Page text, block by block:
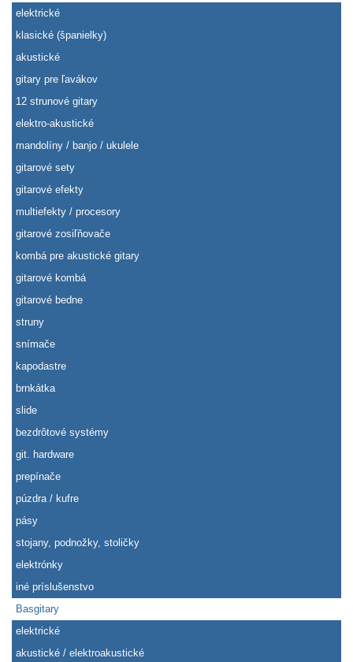
elektrické
klasické (španielky)
akustické
gitary pre ľavákov
12 strunové gitary
elektro-akustické
mandolíny / banjo / ukulele
gitarové sety
gitarové efekty
multiefekty / procesory
gitarové zosiľňovače
kombá pre akustické gitary
gitarové kombá
gitarové bedne
struny
snímače
kapodastre
brnkátka
slide
bezdrôtové systémy
git. hardware
prepínače
púzdra / kufre
pásy
stojany, podnožky, stoličky
elektrónky
iné príslušenstvo
Basgitary
elektrické
akustické / elektroakustické